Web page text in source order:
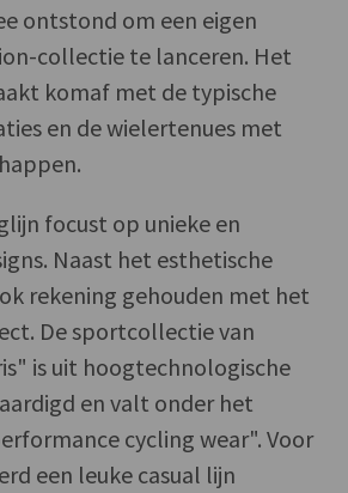
ontstond om een eigen
collectie te lanceren. Het
komaf met de typische
en de wielertenues met
focust op unieke en
Naast het esthetische
rekening gehouden met het
De sportcollectie van
is uit hoogtechnologische
en valt onder het
cycling wear". Voor
een leuke casual lijn